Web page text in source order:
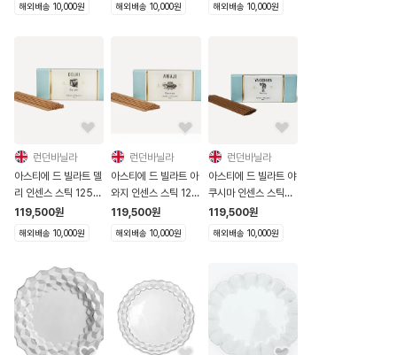
해외배송 10,000원 해외배송 10,000원 해외배송 10,000원
런던바닐라
아스티에 드 빌라트 델
리 인센스 스틱 125개
입
119,500원
해외배송 10,000원
런던바닐라
아스티에 드 빌라트 아
와지 인센스 스틱 125
개입
119,500원
해외배송 10,000원
런던바닐라
아스티에 드 빌라트 야
쿠시마 인센스 스틱
125개입
119,500원
해외배송 10,000원